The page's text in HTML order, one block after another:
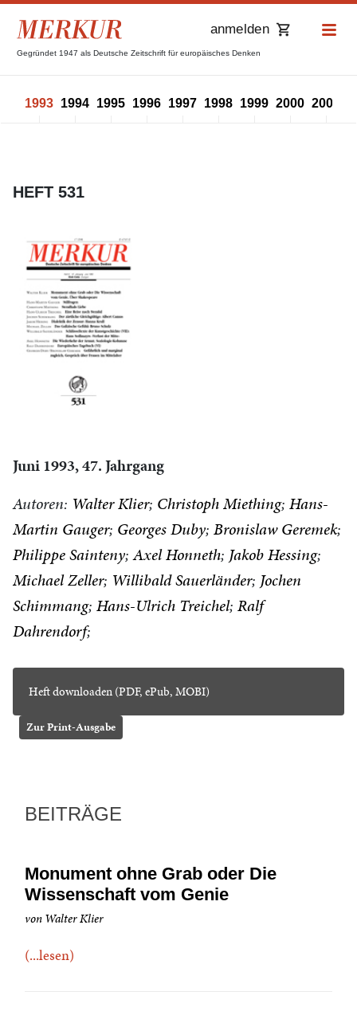
Gegründet 1947 als Deutsche Zeitschrift für europäisches Denken
anmelden
1993 1994 1995 1996 1997 1998 1999 2000 2001
HEFT 531
Juni 1993, 47. Jahrgang
Autoren: Walter Klier Christoph Miething Hans-
Martin Gauger Georges Duby Bronislaw Geremek
Philippe Sainteny Axel Honneth Jakob Hessing
Michael Zeller Willibald Sauerländer Jochen
Schimmang Hans-Ulrich Treichel Ralf
Dahrendorf
Heft downloaden (PDF, ePub, MOBI)
Zur Print-Ausgabe
BEITRÄGE
Monument ohne Grab oder Die
Wissenschaft vom Genie
von Walter Klier
(...lesen)